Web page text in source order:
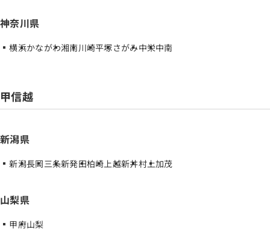
神奈川県
横浜かながわ湘南川崎平塚さがみ中栄中南
甲信越
新潟県
新潟長岡三条新発田柏崎上越新井村上加茂
山梨県
甲府山梨